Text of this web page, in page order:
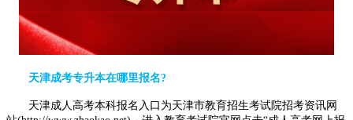
天津成考专升本在哪里报名?
天津成人高考本科报名入口为天津市教育招生考试院招考资讯网